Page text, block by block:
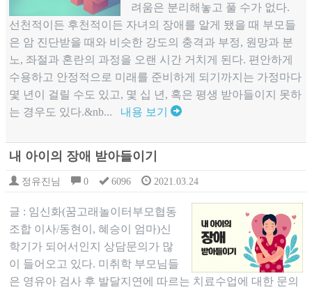
려움은 분리해놓고 풀 수가 없다.
선천적이든 후천적이든 자녀의 장애를 알게 됐을 때 부모들
은 암 진단받을 때와 비슷한 강도의 충격과 부정, 원망과 분
노, 좌절과 혼란의 과정을 오랜 시간 거치게 된다. 편안하게
수용하고 안정적으로 미래를 준비하게 되기까지는 가정마다
몇 년이 걸릴 수도 있고, 몇 십 년, 혹은 평생 받아들이지 못하
는 경우도 있다.&nb... 내용 보기
내 아이의 장애 받아들이기
정유진님 0 6096 2021.03.24
글 : 임신화(꿈고래놀이터부모협동
조합 이사/동현이, 혜승이 엄마)신
학기가 되어서인지 상담문의가 많
이 들어오고 있다. 미취학 부모님들
은 영유아 검사 후 발달지연에 따르는 치료수업에 대한 문의